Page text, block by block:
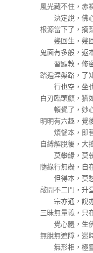
風光藏不住，赤
決定說，佛心
根源當下了，摘
幾回生，幾回
鬼面有多般，返
習顯教，修密
踏遍涅槃路，了
行也空，坐也
白刃臨頭顱，猶
頓覺了，妙心
明明有六趣，覺
煩惱本，即菩
自縛解脫後，大
莫攀緣，莫執
隨緣行無礙，自
但得本，莫愁
敲開不二門，升
宗亦通，說亦
三昧無量義，只
覺心體，生佛
無脫無遮障，迷
無形相，極靈